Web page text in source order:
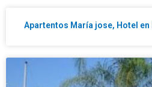
Apartentos María jose, Hotel en